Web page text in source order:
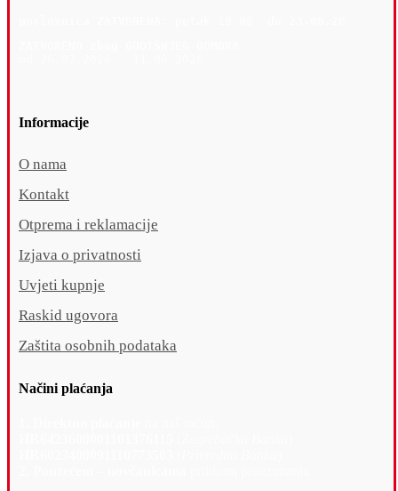
Informacije
O nama
Kontakt
Otprema i reklamacije
Izjava o privatnosti
Uvjeti kupnje
Raskid ugovora
Zaštita osobnih podataka
Načini plaćanja